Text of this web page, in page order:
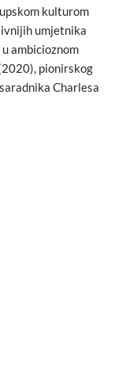
kulturom
umjetnika
ambicioznom
pionirskog
Charlesa